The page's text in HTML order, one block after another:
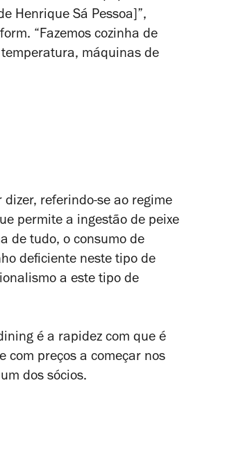
Henrique Sá Pessoa]”,
“Fazemos cozinha de
máquinas de
referindo-se ao regime
permite a ingestão de peixe
de tudo, o consumo de
deficiente neste tipo de
a este tipo de
é a rapidez com que é
com preços a começar nos
dos sócios.